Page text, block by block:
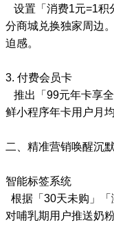
设置「消费1元=1积
分商城兑换独家周边
迫感。
3. 付费会员卡
推出「99元年卡享
鲜小程序年卡用户月
二、精准营销唤醒沉
智能标签系统
根据「30天未购」
对哺乳期用户推送奶